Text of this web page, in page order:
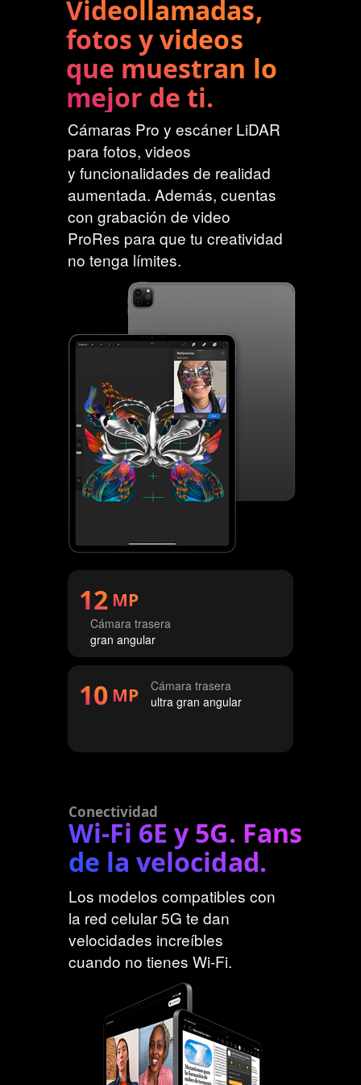
e
s
a
l
e
s
Videollamadas,
fotos y videos
que muestran lo
mejor de ti.
Cámaras Pro y escáner LiDAR
para fotos, videos
y funcionalidades de realidad
aumentada. Además, cuentas
con grabación de video
ProRes para que tu creatividad
no tenga límites.
12 MP
Cámara trasera
gran angular
10MP
Cámara trasera
ultra gran angular
Conectividad
Wi-Fi 6E y 5G. Fans
de la velocidad.
Los modelos compatibles con
la red celular 5G te dan
velocidades increíbles
cuando no tienes Wi-Fi.